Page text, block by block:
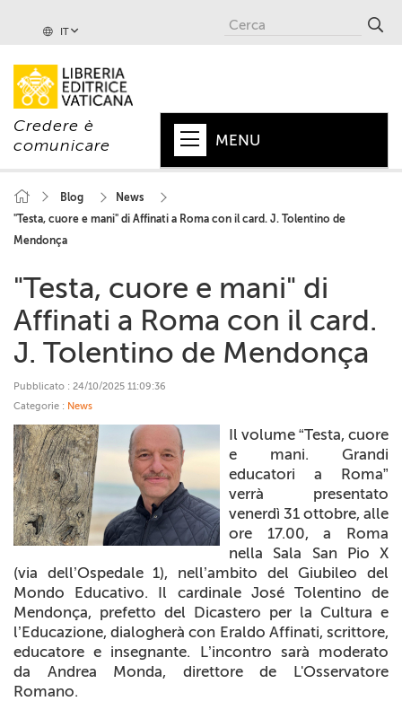
IT
Credere è
comunicare
MENU
PAPA
+
CHIESA
+
MONDO
COLLANE
+
CEI
AUTORI VARI
Blog
News
"Testa, cuore e mani" di Affinati a Roma con il card. J. Tolentino de
Mendonça
"Testa, cuore e mani" di
Affinati a Roma con il card.
J. Tolentino de Mendonça
Pubblicato : 24/10/2025 11:09:36
Categorie : News
Il volume “Testa, cuore
e mani. Grandi
educatori a Roma”
verrà presentato
venerdì 31 ottobre, alle
ore 17.00, a Roma
nella Sala San Pio X
(via dell’Ospedale 1), nell’ambito del Giubileo del
Mondo Educativo. Il cardinale José Tolentino de
Mendonça, prefetto del Dicastero per la Cultura e
l’Educazione, dialogherà con Eraldo Affinati, scrittore,
educatore e insegnante. L’incontro sarà moderato
da Andrea Monda, direttore de L'Osservatore
Romano.